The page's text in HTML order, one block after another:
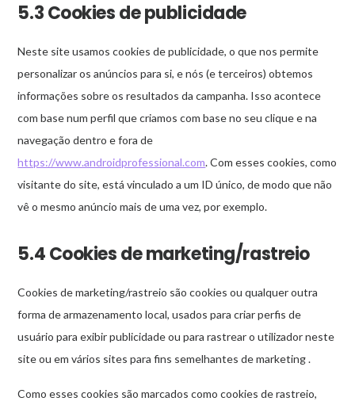
5.3 Cookies de publicidade
Neste site usamos cookies de publicidade, o que nos permite
personalizar os anúncios para si, e nós (e terceiros) obtemos
informações sobre os resultados da campanha. Isso acontece
com base num perfil que criamos com base no seu clique e na
navegação dentro e fora de
https://www.androidprofessional.com. Com esses cookies, como
visitante do site, está vinculado a um ID único, de modo que não
vê o mesmo anúncio mais de uma vez, por exemplo.
5.4 Cookies de marketing/rastreio
Cookies de marketing/rastreio são cookies ou qualquer outra
forma de armazenamento local, usados para criar perfis de
usuário para exibir publicidade ou para rastrear o utilizador neste
site ou em vários sites para fins semelhantes de marketing .
Como esses cookies são marcados como cookies de rastreio,